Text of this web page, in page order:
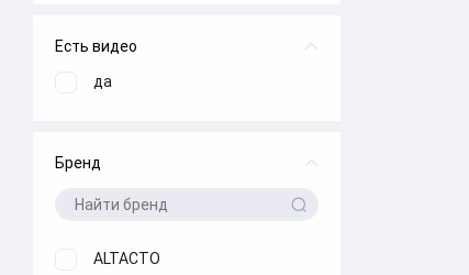
Есть видео
да
Бренд
ALTACTO